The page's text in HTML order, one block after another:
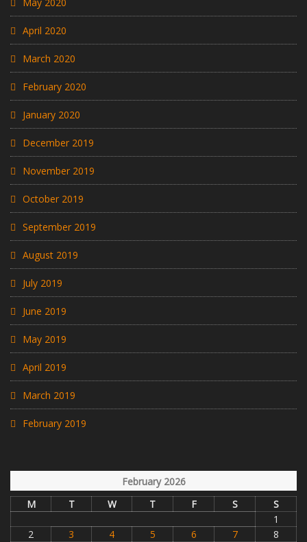
May 2020
April 2020
March 2020
February 2020
January 2020
December 2019
November 2019
October 2019
September 2019
August 2019
July 2019
June 2019
May 2019
April 2019
March 2019
February 2019
February 2026
M
T W T F S
S
1
2
3 4 5 6 7 8